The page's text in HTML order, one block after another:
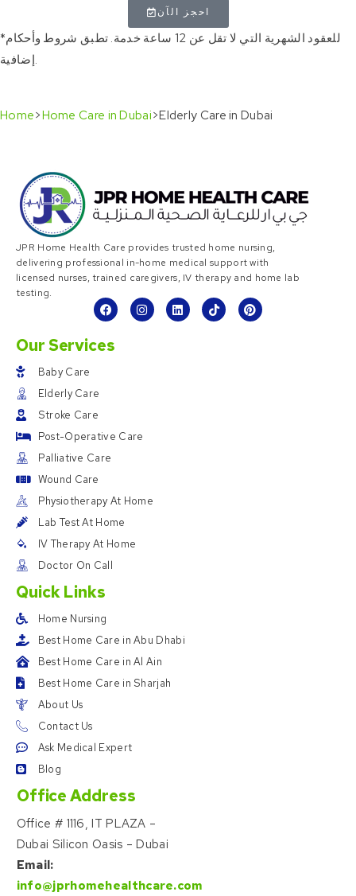
احجز الآن
*للعقود الشهرية التي لا تقل عن 12 ساعة خدمة. تطبق شروط وأحكام
إضافية.
Home>Home Care in Dubai>Elderly Care in Dubai
JPR Home Health Care provides trusted home nursing,
delivering professional in-home medical support with
licensed nurses, trained caregivers, IV therapy and home lab
testing.
Our Services
Baby Care
Elderly Care
Stroke Care
Post-Operative Care
Palliative Care
Wound Care
Physiotherapy At Home
Lab Test At Home
IV Therapy At Home
Doctor On Call
Quick Links
Home Nursing
Best Home Care in Abu Dhabi
Best Home Care in Al Ain
Best Home Care in Sharjah
About Us
Contact Us
Ask Medical Expert
Blog
Office Address
Office # 1116, IT PLAZA –
Dubai Silicon Oasis – Dubai
Email:
info@jprhomehealthcare.com